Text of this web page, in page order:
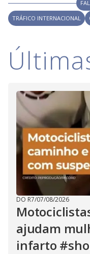
d
TRÁFICO INTERNACIONAL
DO R7/07/08/2026
ajudam
infarto